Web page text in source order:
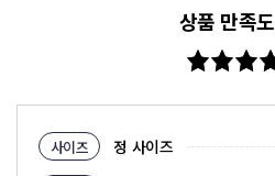
상품 만족도
사이즈 정 사이즈